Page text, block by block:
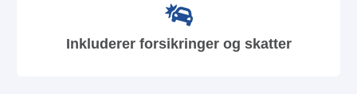
Inkluderer forsikringer og skatter